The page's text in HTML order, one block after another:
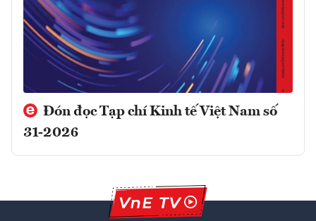
Đón đọc Tạp chí Kinh tế Việt Nam số
31-2026